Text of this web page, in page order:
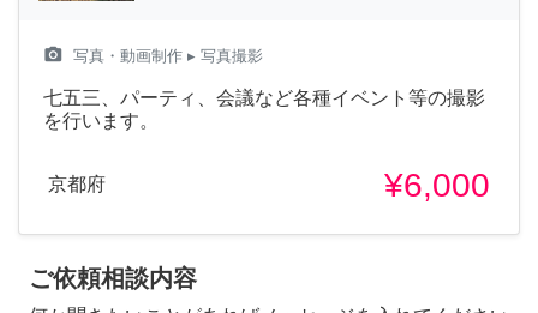
camera_alt 写真・動画制作 ▸ 写真撮影
七五三、パーティ、会議など各種イベント等の撮影
を行います。
京都府 ¥6,000
ご依頼相談内容